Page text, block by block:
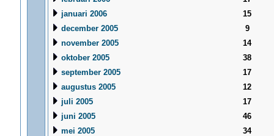
januari 2006
15
december 2005
9
november 2005
14
oktober 2005
38
september 2005
17
augustus 2005
12
juli 2005
17
juni 2005
46
mei 2005
34